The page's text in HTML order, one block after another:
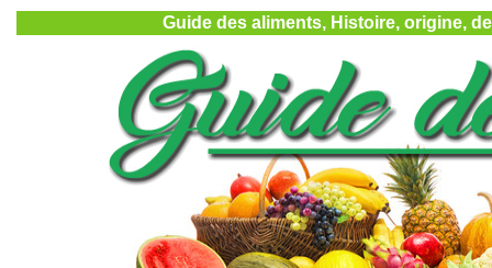
Guide des aliments, Histoire, origine,